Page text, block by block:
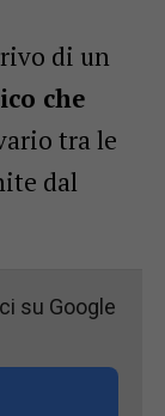
di un
che
tra le
dal
su Google